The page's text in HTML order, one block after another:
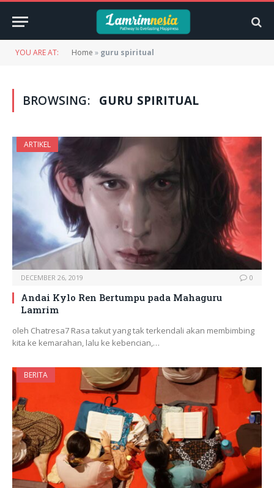
YOU ARE AT: Home » guru spiritual
BROWSING: GURU SPIRITUAL
ARTIKEL
DECEMBER 26, 2019 0
Andai Kylo Ren Bertumpu pada Mahaguru
Lamrim
oleh Chatresa7 Rasa takut yang tak terkendali akan membimbing
kita ke kemarahan, lalu ke kebencian,…
BERITA